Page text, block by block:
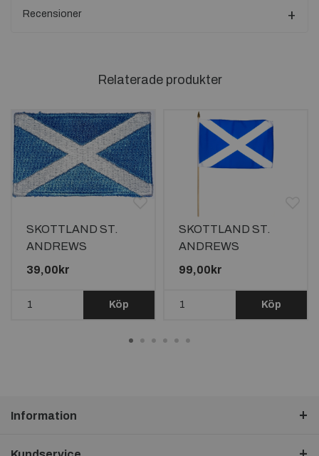
Recensioner
Relaterade produkter
SKOTTLAND ST.
ANDREWS
TYGMÄRKE
39,00kr
Köp
SKOTTLAND ST.
ANDREWS
HANDFLAGGA
99,00kr
Köp
Information